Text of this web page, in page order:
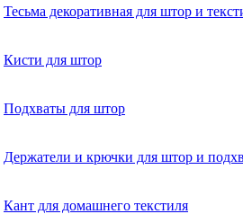
Тесьма декоративная для штор и
Кисти для штор
Подхваты для штор
Держатели и крючки для штор и
Кант для домашнего текстиля